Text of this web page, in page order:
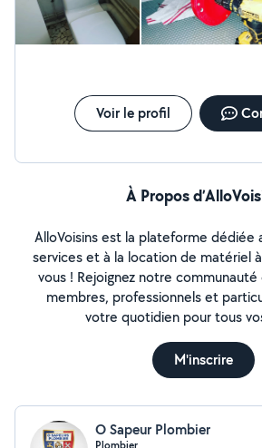
Voir le profil
À Propos
AlloVoisins est la plateforme dédiée
services et à la location de matériel
vous ! Rejoignez notre
membres, professionnels et
votre quotidien pour tous
M'inscrire
O Sapeur Plombier